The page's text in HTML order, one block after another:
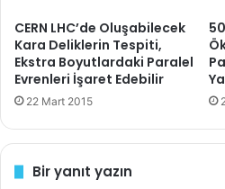
i
z
i
g
i
i
n
i
CERN LHC’de Oluşabilecek
Kara Deliklerin Tespiti,
Ekstra Boyutlardaki Paralel
Evrenleri İşaret Edebilir
22 Mart 2015
Bir yanıt yazın